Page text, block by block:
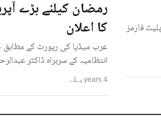
فارمز
رمضان کیلئے بڑے
کا اعلان
عرب میڈیا کی رپورٹ کے مطابق
انتظامیہ کے سربراہ ڈاکٹر
4 years پہلے